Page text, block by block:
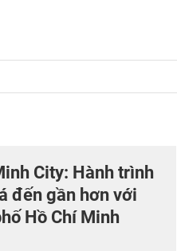
City: Hành trình
đến gần hơn với
Hồ Chí Minh